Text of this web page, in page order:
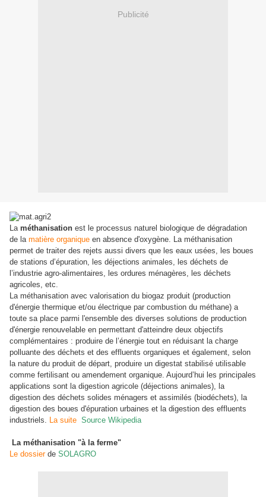
Publicité
La méthanisation est le processus naturel biologique de dégradation
de la matière organique en absence d'oxygène. La méthanisation
permet de traiter des rejets aussi divers que les eaux usées, les boues
de stations d’épuration, les déjections animales, les déchets de
l’industrie agro-alimentaires, les ordures ménagères, les déchets
agricoles, etc.
La méthanisation avec valorisation du biogaz produit (production
d'énergie thermique et/ou électrique par combustion du méthane) a
toute sa place parmi l'ensemble des diverses solutions de production
d'énergie renouvelable en permettant d'atteindre deux objectifs
complémentaires : produire de l’énergie tout en réduisant la charge
polluante des déchets et des effluents organiques et également, selon
la nature du produit de départ, produire un digestat stabilisé utilisable
comme fertilisant ou amendement organique. Aujourd’hui les principales
applications sont la digestion agricole (déjections animales), la
digestion des déchets solides ménagers et assimilés (biodéchets), la
digestion des boues d'épuration urbaines et la digestion des effluents
industriels. La suite Source Wikipedia
La méthanisation "à la ferme"
Le dossierde SOLAGRO